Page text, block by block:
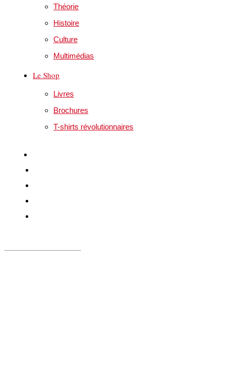
Théorie
Histoire
Culture
Multimédias
Le Shop
Livres
Brochures
T-shirts révolutionnaires